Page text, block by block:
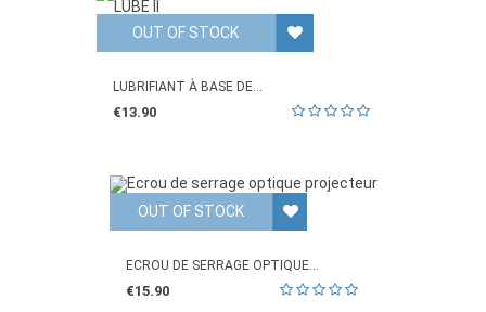
OUT OF STOCK
LUBRIFIANT À BASE DE...
€13.90
OUT OF STOCK
ECROU DE SERRAGE OPTIQUE...
€15.90